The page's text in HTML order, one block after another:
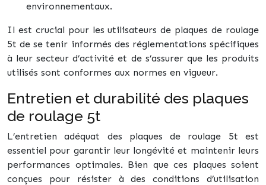
environnementaux.
Il est crucial pour les utilisateurs de plaques de roulage
5t de se tenir informés des réglementations spécifiques
à leur secteur d’activité et de s’assurer que les produits
utilisés sont conformes aux normes en vigueur.
Entretien et durabilité des plaques
de roulage 5t
L’entretien adéquat des plaques de roulage 5t est
essentiel pour garantir leur longévité et maintenir leurs
performances optimales. Bien que ces plaques soient
conçues pour résister à des conditions d’utilisation